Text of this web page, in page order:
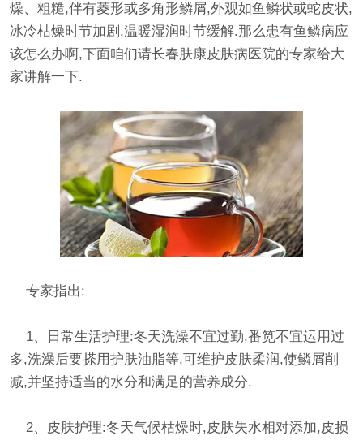
燥、粗糙,伴有菱形或多角形鳞屑,外观如鱼鳞状或蛇皮状,
冰冷枯燥时节加剧,温暖湿润时节缓解.那么患有鱼鳞病应
该怎么办啊,下面咱们请长春肤康皮肤病医院的专家给大
家讲解一下.
专家指出:
1、日常生活护理:冬天洗澡不宜过勤,番笕不宜运用过
多,洗澡后要搽用护肤油脂等,可维护皮肤柔润,使鳞屑削
减,并坚持适当的水分和满足的营养成分.
2、皮肤护理:冬天气候枯燥时,皮肤失水相对添加,皮损